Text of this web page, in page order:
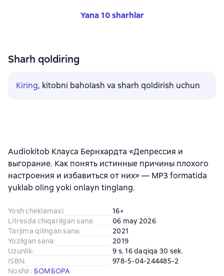
Yana 10 sharhlar
Sharh qoldiring
Kiring, kitobni baholash va sharh qoldirish uchun
Audiokitob Клауса Бернхардта «Депрессия и
выгорание. Как понять истинные причины плохого
настроения и избавиться от них» — MP3 formatida
yuklab oling yoki onlayn tinglang.
Yosh cheklamasi:
16+
Litresda chiqarilgan sana:
06 may 2026
Tarjima qilingan sana:
2021
Yozilgan sana:
2019
Uzunlik:
9 s. 16 daqiqa 30 sek.
ISBN:
978-5-04-244485-2
Noshir: БОМБОРА